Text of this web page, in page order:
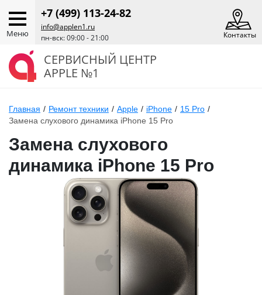
Меню
+7 (499) 113-24-82
info@applen1.ru
пн-вск: 09:00 - 21:00
Контакты
СЕРВИСНЫЙ ЦЕНТР
APPLE №1
Главная / Ремонт техники / Apple / iPhone / 15 Pro /
Замена слухового динамика iPhone 15 Pro
Замена слухового
динамика iPhone 15 Pro